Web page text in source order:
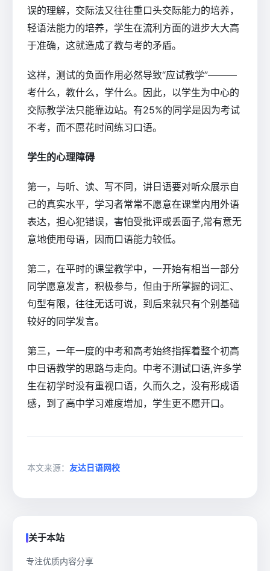
误的理解，交际法又往往重口头交际能力的培养，
轻语法能力的培养，学生在流利方面的进步大大高
于准确，这就造成了教与考的矛盾。
这样，测试的负面作用必然导致“应试教学”———
考什么，教什么，学什么。因此，以学生为中心的
交际教学法只能靠边站。有25%的同学是因为考试
不考，而不愿花时间练习口语。
学生的心理障碍
第一，与听、读、写不同，讲日语要对听众展示自
己的真实水平，学习者常常不愿意在课堂内用外语
表达，担心犯错误，害怕受批评或丢面子,常有意无
意地使用母语，因而口语能力较低。
第二，在平时的课堂教学中，一开始有相当一部分
同学愿意发言，积极参与，但由于所掌握的词汇、
句型有限，往往无话可说，到后来就只有个别基础
较好的同学发言。
第三，一年一度的中考和高考始终指挥着整个初高
中日语教学的思路与走向。中考不测试口语,许多学
生在初学时没有重视口语，久而久之，没有形成语
感，到了高中学习难度增加，学生更不愿开口。
本文来源： 友达日语网校
关于本站
专注优质内容分享